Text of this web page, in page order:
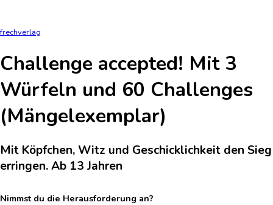
frechverlag
Challenge accepted! Mit 3
Würfeln und 60 Challenges
(Mängelexemplar)
Mit Köpfchen, Witz und Geschicklichkeit den Sieg
erringen. Ab 13 Jahren
Nimmst du die Herausforderung an?